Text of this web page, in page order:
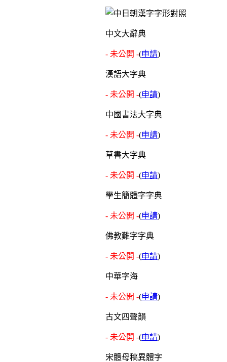
中文大辭典
- 未公開 -(申請)
漢語大字典
- 未公開 -(申請)
中國書法大字典
- 未公開 -(申請)
草書大字典
- 未公開 -(申請)
學生簡體字字典
- 未公開 -(申請)
佛教難字字典
- 未公開 -(申請)
中華字海
- 未公開 -(申請)
古文四聲韻
- 未公開 -(申請)
宋體母稿異體字